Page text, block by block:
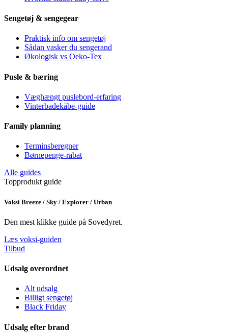
Sengetøj & sengegear
Praktisk info om sengetøj
Sådan vasker du sengerand
Økologisk vs Oeko-Tex
Pusle & bæring
Væghængt puslebord-erfaring
Vinterbadekåbe-guide
Family planning
Terminsberegner
Børnepenge-rabat
Alle guides
Topprodukt guide
Voksi Breeze / Sky / Explorer / Urban
Den mest klikke guide på Sovedyret.
Læs voksi-guiden
Tilbud
Udsalg overordnet
Alt udsalg
Billigt sengetøj
Black Friday
Udsalg efter brand